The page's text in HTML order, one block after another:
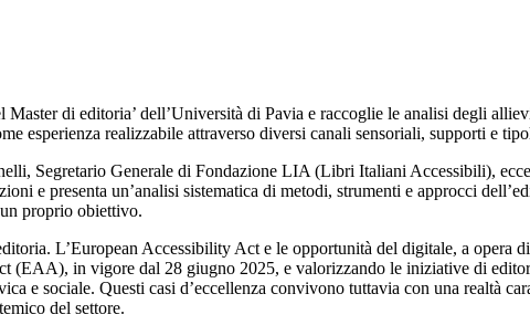
di editoria’ dell’Università di Pavia e raccoglie le analisi degli
esperienza realizzabile attraverso diversi canali sensoriali, supporti e
Segretario Generale di Fondazione LIA (Libri Italiani Accessibili),
e presenta un’analisi sistematica di metodi, strumenti e approcci
proprio obiettivo.
L’European AccessibilityAct e le opportunità del digitale, a opera
(EAA), in vigore dal 28 giugno 2025, e valorizzando le iniziative di
e sociale. Questi casi d’eccellenza convivono tuttavia con una realtà
del settore.